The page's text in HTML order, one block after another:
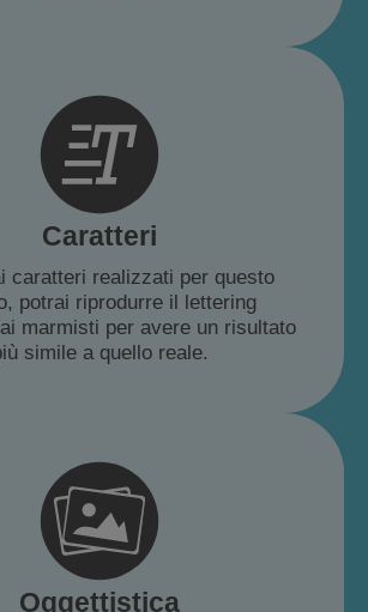
Caratteri
caratteri realizzati per questo
potrai riprodurre il lettering
marmisti per avere un risultato
simile a quello reale.
Oggettistica